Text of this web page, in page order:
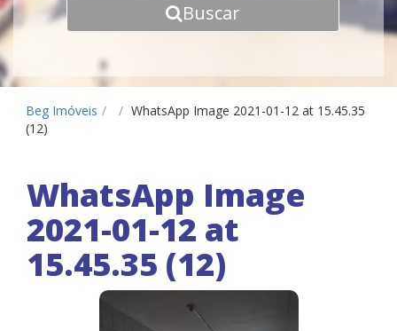
Buscar
Beg Imóveis / / WhatsApp Image 2021-01-12 at 15.45.35
(12)
WhatsApp Image
2021-01-12 at
15.45.35 (12)